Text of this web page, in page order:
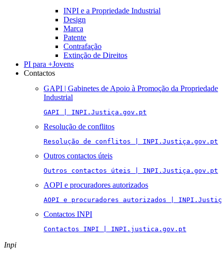
INPI e a Propriedade Industrial
Design
Marca
Patente
Contrafação
Extinção de Direitos
PI para +Jovens
Contactos
GAPI | Gabinetes de Apoio à Promoção da Propriedade
Industrial
GAPI | INPI.Justiça.gov.pt
Resolução de conflitos
Resolução de conflitos | INPI.Justiça.gov.pt
Outros contactos úteis
Outros contactos úteis | INPI.Justiça.gov.pt
AOPI e procuradores autorizados
AOPI e procuradores autorizados |
Contactos INPI
Contactos INPI | INPI.justica.gov.pt
Inpi